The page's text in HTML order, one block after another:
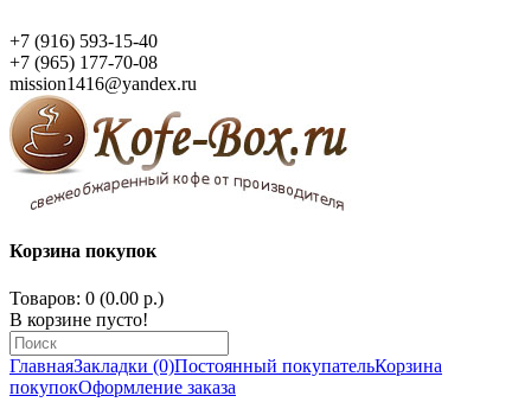
+7 (916) 593-15-40
+7 (965) 177-70-08
mission1416@yandex.ru
Корзина покупок
Товаров: 0 (0.00 р.)
В корзине пусто!
ГлавнаяЗакладки (0)Постоянный покупательКорзина
покупокОформление заказа